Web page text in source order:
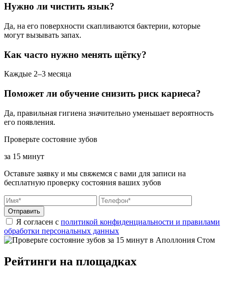
Нужно ли чистить язык?
Да, на его поверхности скапливаются бактерии, которые
могут вызывать запах.
Как часто нужно менять щётку?
Каждые 2–3 месяца
Поможет ли обучение снизить риск кариеса?
Да, правильная гигиена значительно уменьшает вероятность
его появления.
Проверьте состояние зубов
за 15 минут
Оставьте заявку и мы свяжемся с вами для записи на
бесплатную проверку состояния ваших зубов
Отправить
Я согласен с политикой конфиденциальности и правилами
обработки персональных данных
Рейтинги на площадках